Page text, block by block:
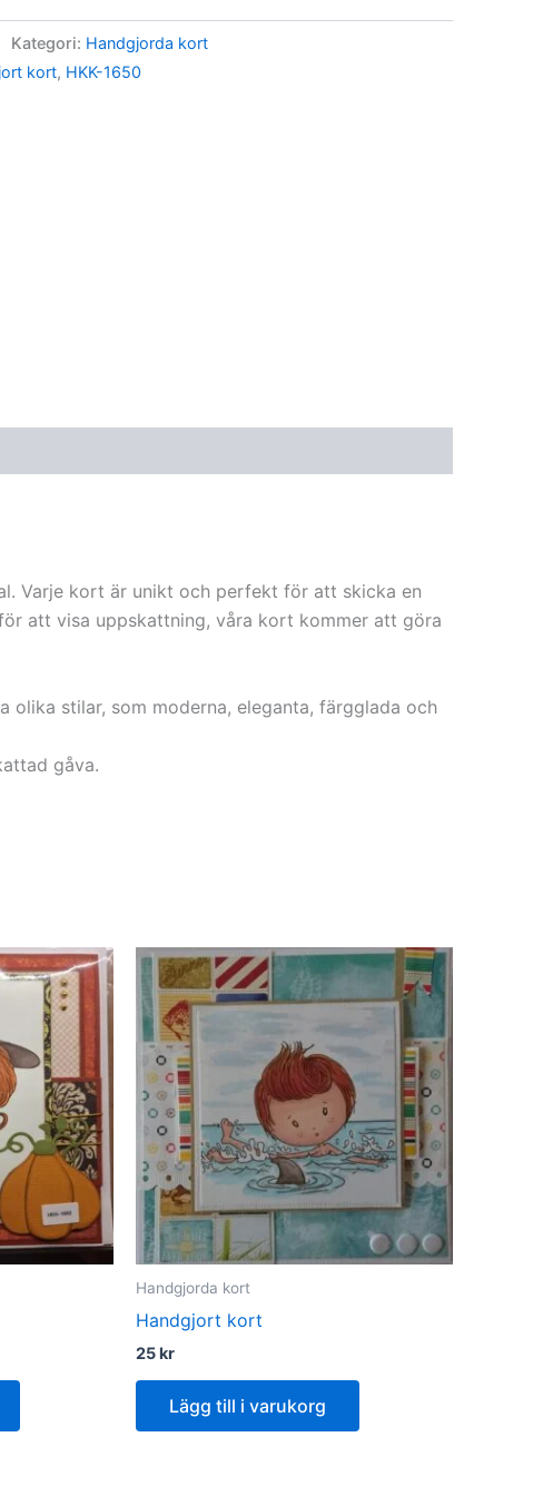
Kategori: Handgjorda kort
kort, HKK-1650
Varje kort är unikt och perfekt för att skicka en
att visa uppskattning, våra kort kommer att göra
stilar, som moderna, eleganta, färgglada och
gåva.
Handgjorda kort
Handgjort kort
25kr
Lägg till i varukorg